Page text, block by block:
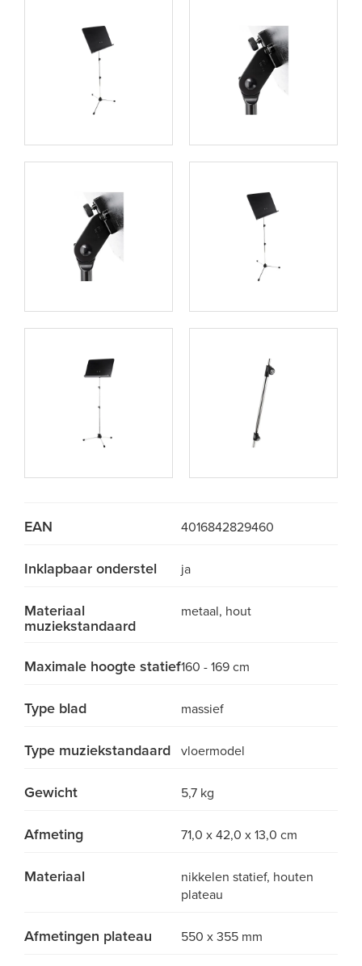
EAN 4016842829460
Inklapbaar onderstel ja
Materiaal
muziekstandaard
metaal, hout
Maximale hoogte statief160 - 169 cm
Type blad massief
Type muziekstandaard vloermodel
Gewicht 5,7 kg
Afmeting 71,0 x 42,0 x 13,0 cm
Materiaal
nikkelen statief, houten
plateau
Afmetingen plateau 550 x 355 mm